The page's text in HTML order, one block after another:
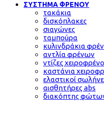
ΣΥΣΤΗΜΑ ΦΡΕΝΟΥ
τακάκια
δισκόπλακες
σιαγώνες
ταμπούρα
κυλινδράκια
αντλία φρένων
ντίζες
καστάνια
ελαστικοί
αισθητήρες abs
διακόπτης